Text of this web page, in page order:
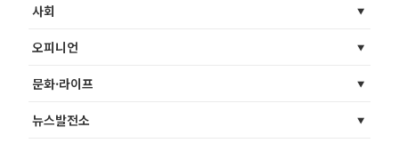
사회
오피니언
문화·라이프
뉴스발전소